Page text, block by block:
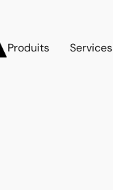
Produits Services